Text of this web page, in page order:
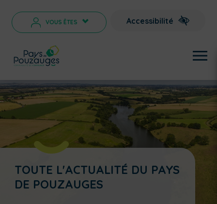
VOUS ÊTES > Accessibilité
TOUTE L'ACTUALITÉ DU PAYS
DE POUZAUGES